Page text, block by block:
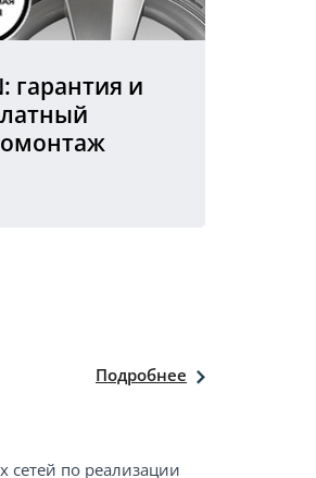
гарантия и
Подробнее
по реализации